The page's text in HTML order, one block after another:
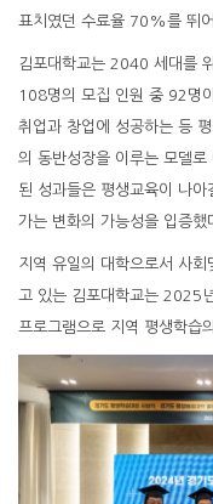
표치였던 수료율 70%를 뛰
김포대학교는 2040 세대를
108명의 모집 인원 중 92명
취업과 창업에 성공하는 등
의 동반성장을 이루는 모델
된 성과들은 평생교육이 나
가는 변화의 가능성을 입증했
지역 유일의 대학으로서 사
고 있는 김포대학교는 2025
프로그램으로 지역 평생학습